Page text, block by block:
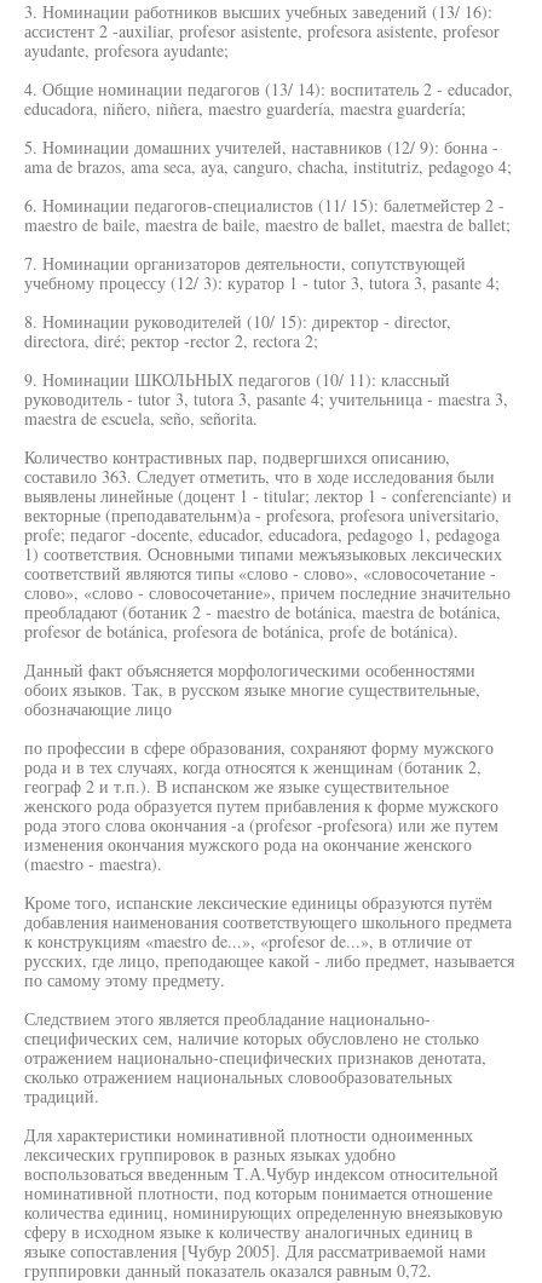
3. Номинации работников высших учебных заведений (13/ 16):
ассистент 2 -auxiliar, profesor asistente, profesora asistente, profesor
ayudante, profesora ayudante;
4. Общие номинации педагогов (13/ 14): воспитатель 2 - educador,
educadora, niñero, niñera, maestro guardería, maestra guardería;
5. Номинации домашних учителей, наставников (12/ 9): бонна -
ama de brazos, ama seca, aya, canguro, chacha, institutriz, pedagogo 4;
6. Номинации педагогов-специалистов (11/ 15): балетмейстер 2 -
maestro de baile, maestra de baile, maestro de ballet, maestra de ballet;
7. Номинации организаторов деятельности, сопутствующей
учебному процессу (12/ 3): куратор 1 - tutor 3, tutora 3, pasante 4;
8. Номинации руководителей (10/ 15): директор - director,
directora, diré; ректор -rector 2, rectora 2;
9. Номинации ШКОЛЬНЫХ педагогов (10/ 11): классный
руководитель - tutor 3, tutora 3, pasante 4; учительница - maestra 3,
maestra de escuela, seño, señorita.
Количество контрастивных пар, подвергшихся описанию,
составило 363. Следует отметить, что в ходе исследования были
выявлены линейные (доцент 1 - titular; лектор 1 - conferenciante) и
векторные (преподавательнм)а - profesora, profesora universitario,
profe; педагог -docente, educador, educadora, pedagogo 1, pedagoga
1) соответствия. Основными типами межъязыковых лексических
соответствий являются типы «слово - слово», «словосочетание -
слово», «слово - словосочетание», причем последние значительно
преобладают (ботаник 2 - maestro de botánica, maestra de botánica,
profesor de botánica, profesora de botánica, profe de botánica).
Данный факт объясняется морфологическими особенностями
обоих языков. Так, в русском языке многие существительные,
обозначающие лицо
по профессии в сфере образования, сохраняют форму мужского
рода и в тех случаях, когда относятся к женщинам (ботаник 2,
географ 2 и т.п.). В испанском же языке существительное
женского рода образуется путем прибавления к форме мужского
рода этого слова окончания -a (profesor -profesora) или же путем
изменения окончания мужского рода на окончание женского
(maestro - maestra).
Кроме того, испанские лексические единицы образуются путём
добавления наименования соответствующего школьного предмета
к конструкциям «maestro de...», «profesor de...», в отличие от
русских, где лицо, преподающее какой - либо предмет, называется
по самому этому предмету.
Следствием этого является преобладание национально-
специфических сем, наличие которых обусловлено не столько
отражением национально-специфических признаков денотата,
сколько отражением национальных словообразовательных
традиций.
Для характеристики номинативной плотности одноименных
лексических группировок в разных языках удобно
воспользоваться введенным Т.А.Чубур индексом относительной
номинативной плотности, под которым понимается отношение
количества единиц, номинирующих определенную внеязыковую
сферу в исходном языке к количеству аналогичных единиц в
языке сопоставления [Чубур 2005]. Для рассматриваемой нами
группировки данный показатель оказался равным 0,72.